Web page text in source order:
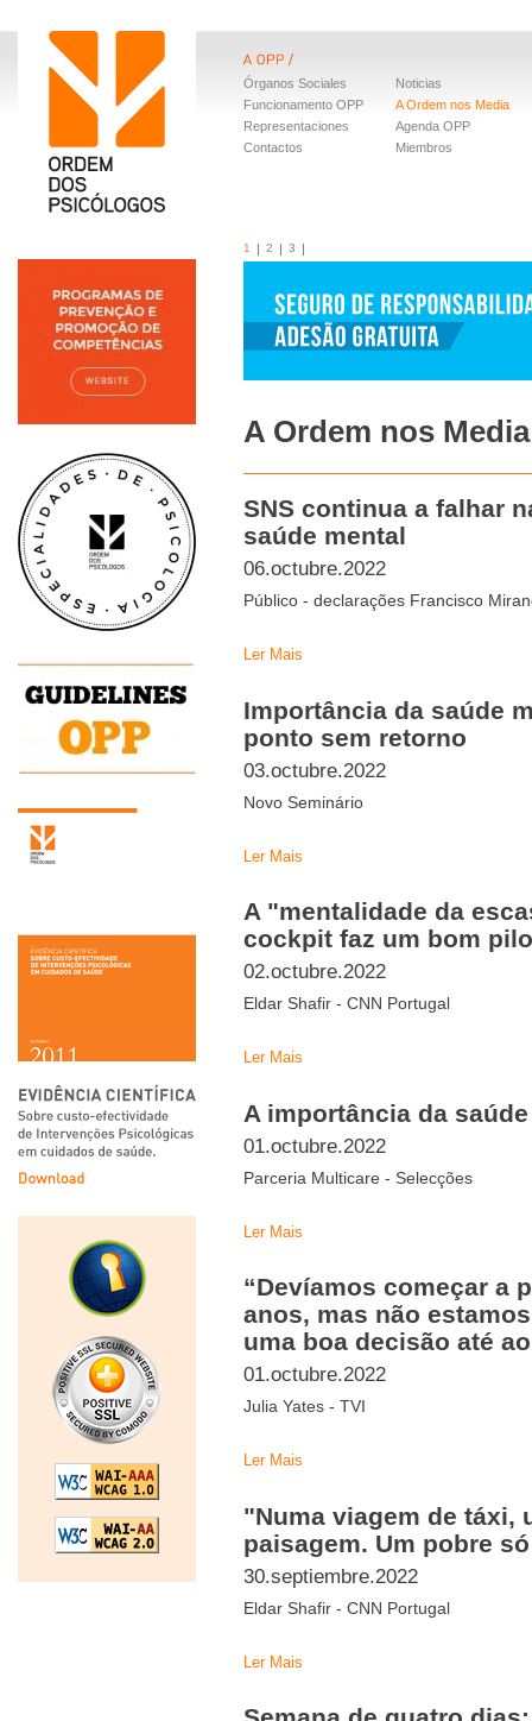
Órganos Sociales
Funcionamento OPP
Representaciones
Contactos
Noticias
A Ordem nos Media
Agenda OPP
Miembros
1 2 3
A Ordem nos Media
SNS continua a falhar
saúde mental
06.octubre.2022
Público - declarações Francisco
Ler Mais
Importância da saúde
ponto sem retorno
03.octubre.2022
Novo Seminário
Ler Mais
A "mentalidade da
cockpit faz um bom
02.octubre.2022
Eldar Shafir - CNN Portugal
Ler Mais
A importância da
01.octubre.2022
Parceria Multicare - Selecções
Ler Mais
“Devíamos começar a
anos, mas não
uma boa decisão até
01.octubre.2022
Julia Yates - TVI
Ler Mais
"Numa viagem de táxi,
paisagem. Um pobre
30.septiembre.2022
Eldar Shafir - CNN Portugal
Ler Mais